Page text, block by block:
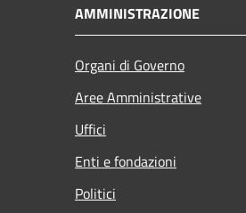
AMMINISTRAZIONE
Organi di Governo
Aree Amministrative
Uffici
Enti e fondazioni
Politici